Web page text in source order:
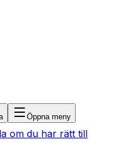
Öppna meny
om du har rätt till